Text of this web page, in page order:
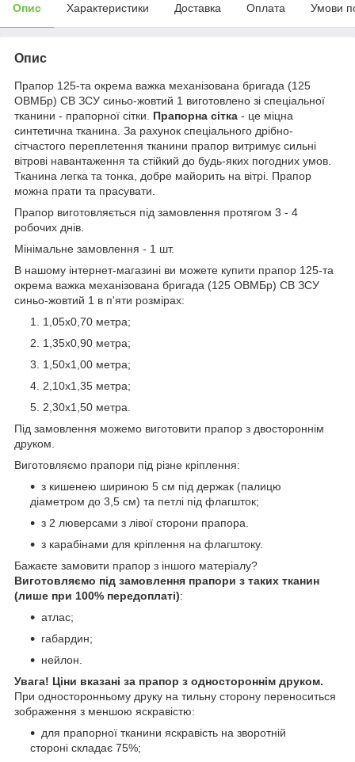
Опис Характеристики Доставка Оплата Умови
Опис
Прапор 125-та окрема важка механізована бригада (125
ОВМБр) СВ ЗСУ синьо-жовтий 1 виготовлено зі спеціальної
тканини - прапорної сітки. Прапорна сітка - це міцна
синтетична тканина. За рахунок спеціального дрібно-
сітчастого переплетення тканини прапор витримує сильні
вітрові навантаження та стійкий до будь-яких погодних умов.
Тканина легка та тонка, добре майорить на вітрі. Прапор
можна прати та прасувати.
Прапор виготовляється під замовлення протягом 3 - 4
робочих днів.
Мінімальне замовлення - 1 шт.
В нашому інтернет-магазині ви можете купити прапор 125-та
окрема важка механізована бригада (125 ОВМБр) СВ ЗСУ
синьо-жовтий 1 в п'яти розмірах:
1,05х0,70 метра;
1,35х0,90 метра;
1,50х1,00 метра;
2,10х1,35 метра;
2,30х1,50 метра.
Під замовлення можемо виготовити прапор з двостороннім
друком.
Виготовляємо прапори під різне кріплення:
з кишенею шириною 5 см під держак (палицю
діаметром до 3,5 см) та петлі під флагшток;
з 2 люверсами з лівої сторони прапора.
з карабінами для кріплення на флагштоку.
Бажаєте замовити прапор з іншого матеріалу?
Виготовляємо під замовлення прапори з таких тканин
(лише при 100% передоплаті):
атлас;
габардин;
нейлон.
Увага! Ціни вказані за прапор з одностороннім друком.
При односторонньому друку на тильну сторону переноситься
зображення з меншою яскравістю:
для прапорної тканини яскравість на зворотній
стороні складає 75%;